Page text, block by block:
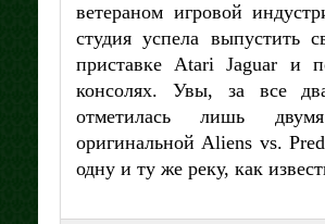
ветераном игровой
студия успела выпустить
приставке Atari Jaguar и
консолях. Увы, за все
отметилась лишь
оригинальной Aliens vs.
одну и ту же реку, как